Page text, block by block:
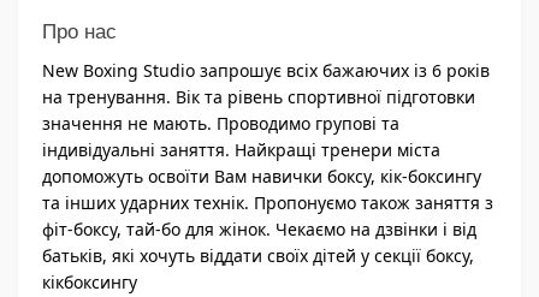
Про нас
New Boxing Studio запрошує всіх бажаючих із 6 років
на тренування. Вік та рівень спортивної підготовки
значення не мають. Проводимо групові та
індивідуальні заняття. Найкращі тренери міста
допоможуть освоїти Вам навички боксу, кік-боксингу
та інших ударних технік. Пропонуємо також заняття з
фіт-боксу, тай-бо для жінок. Чекаємо на дзвінки і від
батьків, які хочуть віддати своїх дітей у секції боксу,
кікбоксингу